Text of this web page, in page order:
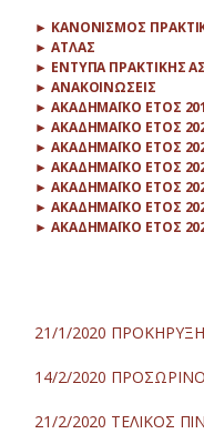
► ΚΑΝΟΝΙΣΜΟΣ
► ΑΤΛΑΣ
► ΕΝΤΥΠΑ ΠΡΑΚΤΙΚΗΣ
► ΑΝΑΚΟΙΝΩΣΕΙΣ
► ΑΚΑΔΗΜΑΪΚΟ ΕΤΟΣ
► ΑΚΑΔΗΜΑΪΚΟ ΕΤΟΣ
► ΑΚΑΔΗΜΑΪΚΟ ΕΤΟΣ
► ΑΚΑΔΗΜΑΪΚΟ ΕΤΟΣ
► ΑΚΑΔΗΜΑΪΚΟ ΕΤΟΣ
► ΑΚΑΔΗΜΑΪΚΟ ΕΤΟΣ
► ΑΚΑΔΗΜΑΪΚΟ ΕΤΟΣ
21/1/2020 ΠΡΟΚΗΡΥΞΗ
14/2/2020
21/2/2020 ΤΕΛΙΚΟΣ